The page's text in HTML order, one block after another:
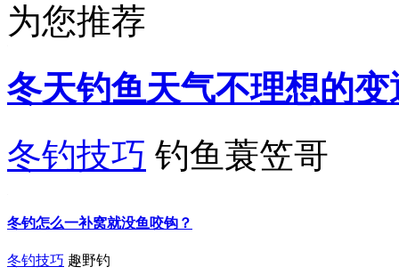
为您推荐
冬天钓鱼天气不理想的变
冬钓技巧 钓鱼蓑笠哥
冬钓怎么一补窝就没鱼咬钩？
冬钓技巧 趣野钓